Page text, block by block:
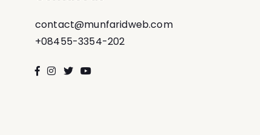
contact@munfaridweb.com
+08455-3354-202